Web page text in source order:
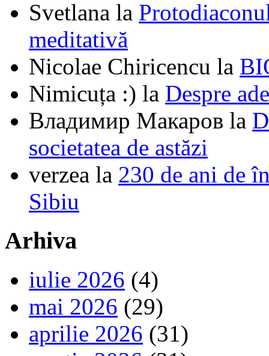
Svetlana la
meditativă
Nicolae Chiricencu la
Nimicuța :) la Despre
Владимир Макаров la
societatea de astăzi
verzea la 230 de ani de
Sibiu
Arhiva
iulie 2026 (4)
mai 2026 (29)
aprilie 2026 (31)